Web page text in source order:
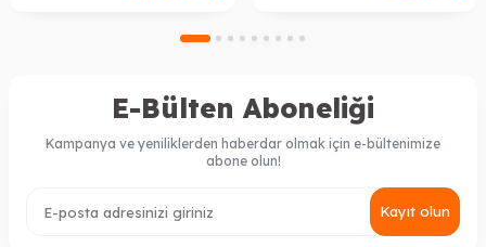
E-Bülten Aboneliği
Kampanya ve yeniliklerden haberdar olmak için e-bültenimize
abone olun!
Kayıt olun